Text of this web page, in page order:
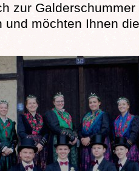
zur
und möchten Ihnen